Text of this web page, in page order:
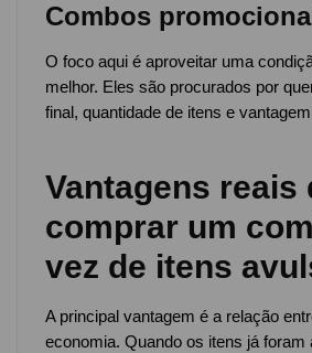
Combos
O foco aqui é aproveitar uma
melhor. Eles são procurados por
final, quantidade de itens e
Vantagens reais
comprar um
vez de itens
A principal vantagem é a relação
economia. Quando os itens já foram